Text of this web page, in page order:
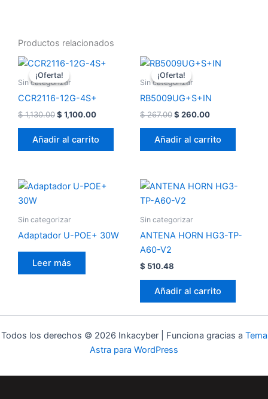
Productos relacionados
¡Oferta!
¡Oferta!
Sin categorizar
CCR2116-12G-4S+
$1,130.00
El
precio
original
$ 1,130.00.
$ 1,100.00
El
$ 1,100.00.
Añadir al carrito
¡Oferta!
¡Oferta!
Sin categorizar
RB5009UG+S+IN
$267.00
El
precio
original
$ 267.00.
$ 260.00
El
$ 260.00.
Añadir al carrito
Sin categorizar
Adaptador U-POE+ 30W
Leer más
Sin categorizar
ANTENA HORN HG3-TP-
A60-V2
$ 510.48
Añadir al carrito
Todos los derechos © 2026 Inkacyber | Funciona gracias a Tema
Astra para WordPress